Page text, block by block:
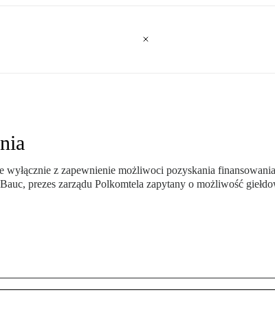
wyłącznie z zapewnienie możliwoci pozyskania
prezes zarządu Polkomtela zapytany o możliwość